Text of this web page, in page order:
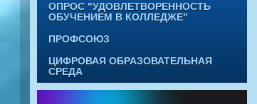
ОПРОС "УДОВЛЕТВОРЕННОСТЬ
ОБУЧЕНИЕМ В КОЛЛЕДЖЕ"
ПРОФСОЮЗ
ЦИФРОВАЯ ОБРАЗОВАТЕЛЬНАЯ
СРЕДА